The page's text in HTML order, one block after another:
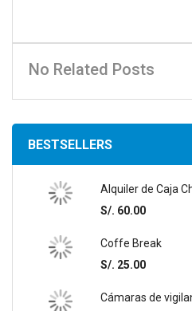
No Related Posts
BESTSELLERS
Alquiler de Caja
S/. 60.00
Coffe Break
S/. 25.00
Cámaras de